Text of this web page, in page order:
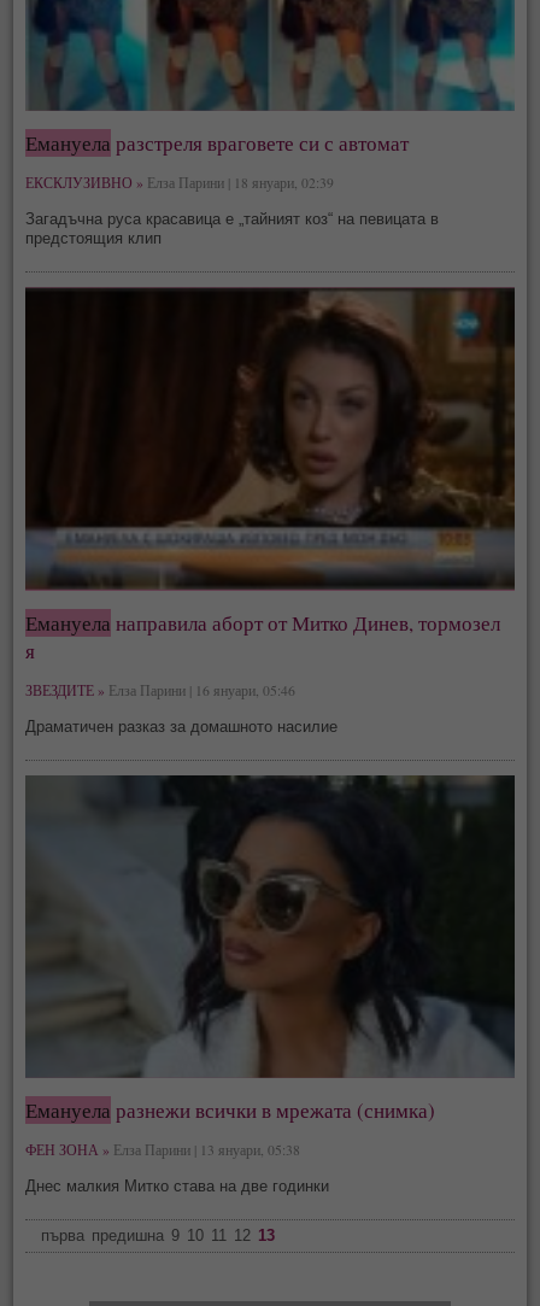
Емануела разстреля враговете си с автомат
ЕКСКЛУЗИВНО » Елза Парини | 18 януари, 02:39
Загадъчна руса красавица е „тайният коз“ на певицата в
предстоящия клип
Емануела направила аборт от Митко Динев, тормозел
я
ЗВЕЗДИТЕ » Елза Парини | 16 януари, 05:46
Драматичен разказ за домашното насилие
Емануела разнежи всички в мрежата (снимка)
ФЕН ЗОНА » Елза Парини | 13 януари, 05:38
Днес малкия Митко става на две годинки
първа предишна 9 10 11 12 13